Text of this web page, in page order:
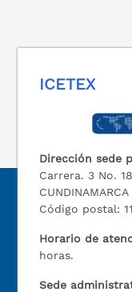
ICETEX
Dirección sede
Carrera. 3 No.
Código postal:
Horario de
horas.
Sede